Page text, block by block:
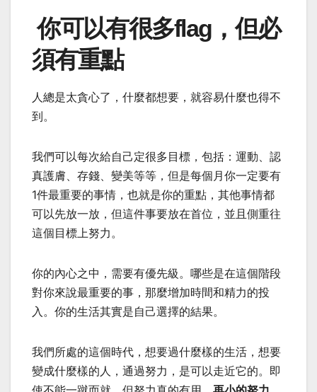
你可以有很多flag，但必
須有重點
人總是太貪心了，什麼都想要，就容易什麼也得不
到。
我們可以每次給自己定很多目標，包括：運動、認
真護膚、存錢、變美等等，但是每個月你一定要有
1件最重要的事情，也就是你的重點，其他事情都
可以先放一放，但這件事要放在首位，並且側重往
這個目標上努力。
你的內心之中，需要有優先級。哪些是在這個階段
對你來說最重要的事，那麼增加時間和精力的投
入。你的生活其實是自己選擇的結果。
我們所處的這個時代，想要過什麼樣的生活，想要
變成什麼樣的人，通過努力，是可以走近它的。即